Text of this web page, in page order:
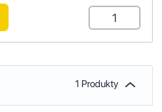
1 Produkty